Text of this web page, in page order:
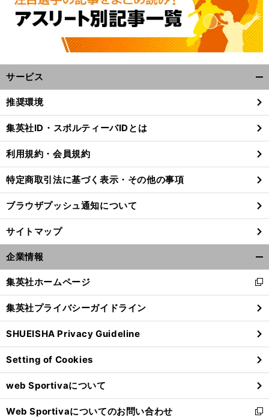
サービス
閉
る
推奨環境
集英社ID・スポルティーバIDとは
利用規約・会員規約
特定商取引法に基づく表示・その他の事項
ブラウザプッシュ通知について
サイトマップ
企業情報
閉
る
集英社ホームページ
新
し
い
ウ
ィ
ン
ド
ウ
で
開
く
集英社プライバシーガイドライン
SHUEISHA Privacy Guideline
Setting of Cookies
web Sportivaについて
Web Sportivaについてのお問い合わせ
新